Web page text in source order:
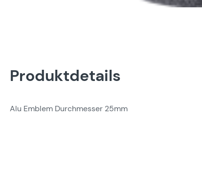
Produktdetails
Alu Emblem Durchmesser 25mm